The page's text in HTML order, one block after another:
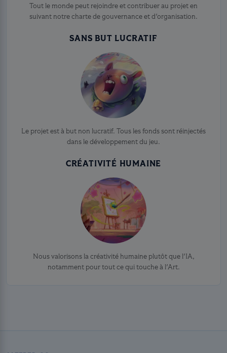
Tout le monde peut rejoindre et contribuer au projet en
suivant notre charte de gouvernance et d'organisation.
SANS BUT LUCRATIF
Le projet est à but non lucratif. Tous les fonds sont réinjectés
dans le développement du jeu.
CRÉATIVITÉ HUMAINE
Nous valorisons la créativité humaine plutôt que l'IA,
notamment pour tout ce qui touche à l'Art.